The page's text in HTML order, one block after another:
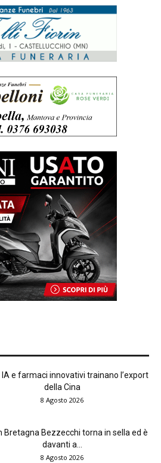
IA e farmaci innovativi trainano l’export
della Cina
8 Agosto 2026
Bretagna Bezzecchi torna in sella ed è
davanti a...
8 Agosto 2026